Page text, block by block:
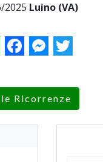
2025 Luino (VA)
FacebookMessenger
Twitter
Ricorrenze